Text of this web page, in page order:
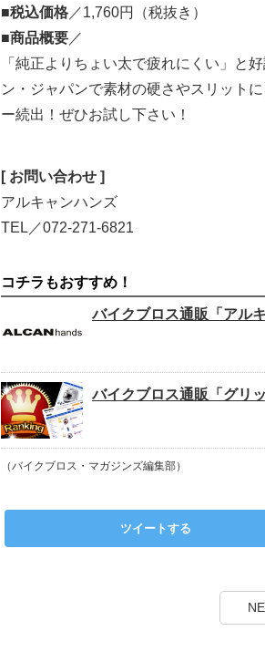
■税込価格 ／1,760円（税抜き）
■商品概要 ／
「純正よりちょい太で疲れにくい」と
ン・ジャパンで素材の硬さやスリット
ー続出！ぜひお試し下さい！
[ お問い合わせ ]
アルキャンハンズ
TEL／072-271-6821
コチラもおすすめ！
バイクブロス通販「アル
バイクブロス通販「グリ
（バイクブロス・マガジンズ編集部）
ツイートする